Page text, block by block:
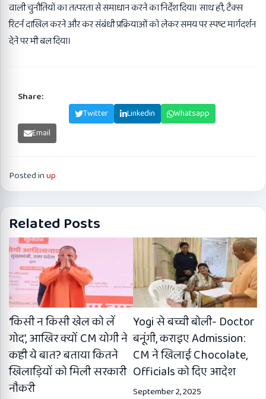
वाली चुनौतियों का तत्परता से समाधान करने का निर्देश दिया। साथ ही, टैक्स
रिटर्न दाखिल करने और कर संबंधी प्रक्रियाओं को लेकर समय पर स्पष्ट मार्गदर्शन
देने पर भी बल दिया।
Share:
Twitter Linkedin
Whatsapp
Email
Posted inup
Related Posts
‘किसी न किसी खेल को लें
गोद’, आखिर क्यों CM योगी ने
कही ये बात? बताया कितने
खिलाड़ियों को मिली सरकारी
नौकरी
Yogi से बच्ची बोली- Doctor
बनूंगी, कराइए Admission:
CM ने खिलाई Chocolate,
Officials को दिए आदेश
September 2, 2025